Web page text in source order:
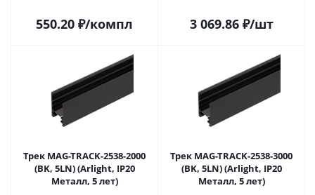
550.20 ₽/компл 3 069.86₽/шт
Трек MAG-TRACK-2538-2000
(BK, 5LN) (Arlight, IP20
Металл, 5 лет)
Трек MAG-TRACK-2538-3000
(BK, 5LN) (Arlight, IP20
Металл, 5 лет)